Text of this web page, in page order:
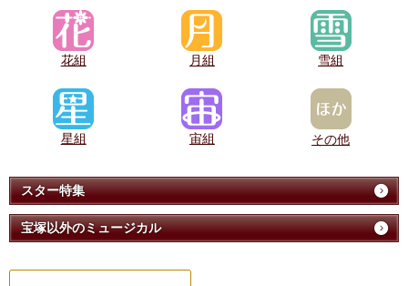
花組 月組 雪組
星組 宙組 その他
スター特集
宝塚以外のミュージカル